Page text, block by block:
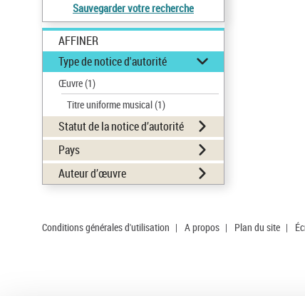
Sauvegarder votre recherche
AFFINER
Type de notice d'autorité
Œuvre(1)
Titre uniforme musical(1)
Statut de la notice d’autorité
Pays
Auteur d’œuvre
Conditions générales d'utilisation | A propos | Plan du site |